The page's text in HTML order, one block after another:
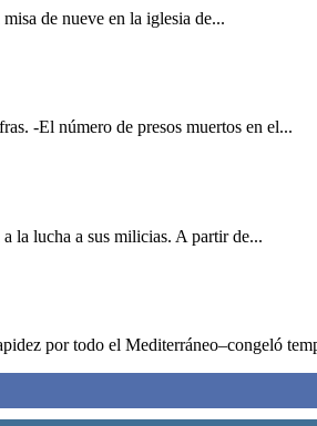
de nueve en la iglesia de...
-El número de presos muertos en el...
la lucha a sus milicias. A partir de...
por todo el Mediterráneo–congeló